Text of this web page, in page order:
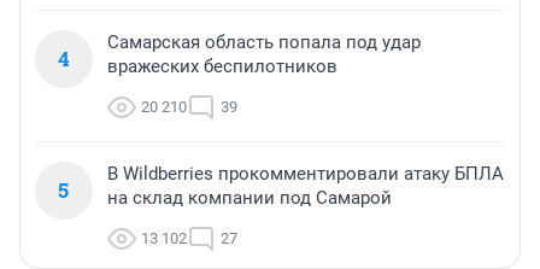
4
Самарская область попала под удар
вражеских беспилотников
20 210 39
5
В Wildberries прокомментировали атаку БПЛА
на склад компании под Самарой
13 102 27